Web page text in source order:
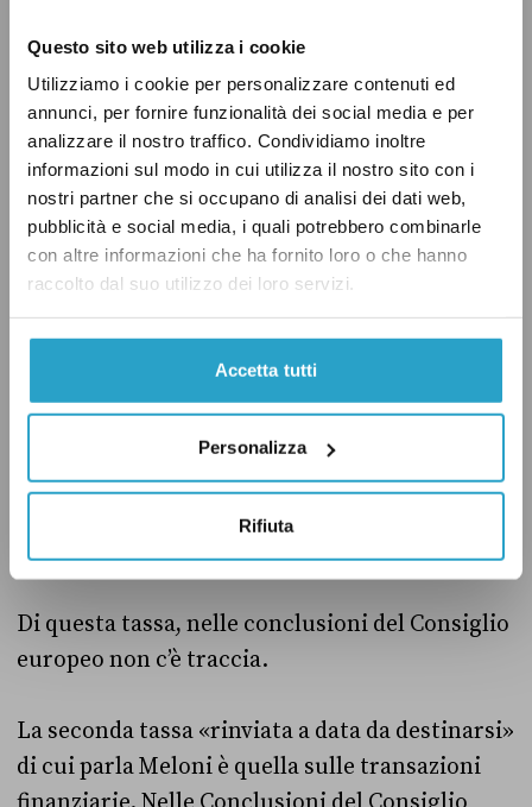
Questo sito web utilizza i cookie
Utilizziamo i cookie per personalizzare contenuti ed
annunci, per fornire funzionalità dei social media e per
analizzare il nostro traffico. Condividiamo inoltre
informazioni sul modo in cui utilizza il nostro sito con i
nostri partner che si occupano di analisi dei dati web,
pubblicità e social media, i quali potrebbero combinarle
con altre informazioni che ha fornito loro o che hanno
raccolto dal suo utilizzo dei loro servizi.
Accetta tutti
Personalizza
Rifiuta
europea negli allegati alla sua proposta di
Generation Eu aveva parlatogenericamente di
una tassazione su «società che ottengono
enormi benefici dal mercato unico europeo».
Secondo quantoha scrittoil centro di ricerca
statunitenseTax Foundation, all’indomani
della proposta della Commissione, è probabile
Consolidated Corporate Tax Base[un unico set
di regole per calcolare i fatturati delle
multinazionali nei vari Stati europei già
proposto nel 2016 dalla Commissione, n.d.r.],
che si applicherebbe alle multinazionali che
operano nella Ue con un fatturato superiore ai
750 milioni di euro all’anno».
Di questa tassa, nelle conclusioni del Consiglio
europeo non c’è traccia.
La seconda tassa «rinviata a data da destinarsi»
di cui parla Meloni è quella sulle transazioni